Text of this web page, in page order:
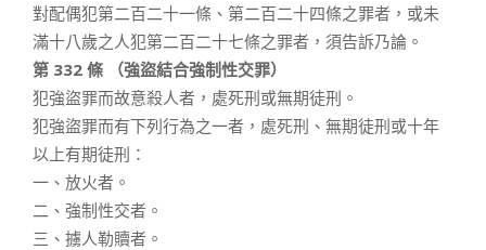
對配偶犯第二百二十一條、第二百二十四條之罪者，或未
滿十八歲之人犯第二百二十七條之罪者，須告訴乃論。
第 332 條 （強盜結合強制性交罪）
犯強盜罪而故意殺人者，處死刑或無期徒刑。
犯強盜罪而有下列行為之一者，處死刑、無期徒刑或十年
以上有期徒刑：
一、放火者。
二、強制性交者。
三、擄人勒贖者。